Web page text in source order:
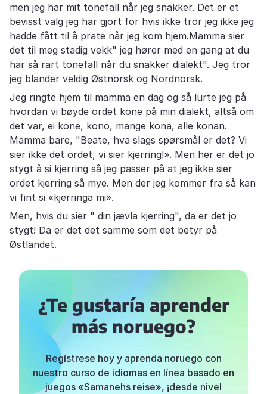
men jeg har mit tonefall når jeg snakker. Det er et
bevisst valg jeg har gjort for hvis ikke tror jeg ikke jeg
hadde fått til å prate når jeg kom hjem.Mamma sier
det til meg stadig vekk" jeg hører med en gang at du
har så rart tonefall når du snakker dialekt". Jeg tror
jeg blander veldig Østnorsk og Nordnorsk.
Jeg ringte hjem til mamma en dag og så lurte jeg på
hvordan vi bøyde ordet kone på min dialekt, altså om
det var, ei kone, kono, mange kona, alle konan.
Mamma bare, "Beate, hva slags spørsmål er det? Vi
sier ikke det ordet, vi sier kjerring!». Men her er det jo
stygt å si kjerring så jeg passer på at jeg ikke sier
ordet kjerring så mye. Men der jeg kommer fra så kan
vi fint si «kjerringa mi».
Men, hvis du sier " din jævla kjerring", da er det jo
stygt! Da er det det samme som det betyr på
Østlandet.
¿Te gustaría aprender
más noruego?
Regístrese hoy y aprenda noruego con
nuestro curso de idiomas en línea basado en
juegos «Samanehs reise», ¡desde nivel